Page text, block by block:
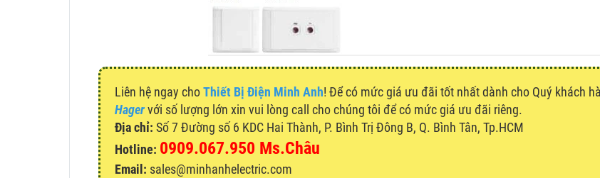
Liên hệ ngay choThiết Bị Điện Minh Anh! Để có mức giá ưu đãi tốt nhất dành cho Quý khách
Hagervới số lượng lớn xin vui lòng call cho chúng tôi để có mức giá ưu đãi riêng.
Địa chỉ: Số 7 Đường số 6 KDC Hai Thành, P. Bình Trị Đông B, Q. Bình Tân, Tp.HCM
Hotline: 0909.067.950 Ms.Châu
Email: sales@minhanhelectric.com